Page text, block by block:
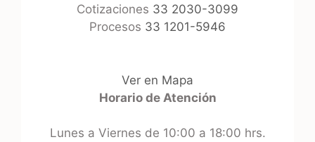
Cotizaciones 33 2030-3099
Procesos 33 1201-5946
Ver en Mapa
Horario de Atención
Lunes a Viernes de 10:00 a 18:00 hrs.